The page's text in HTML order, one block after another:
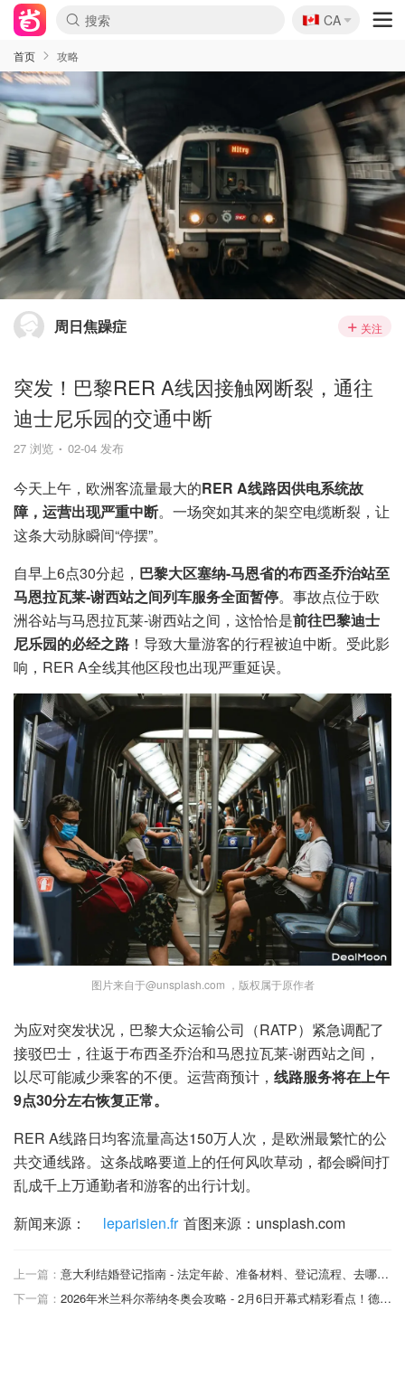
🇨🇦
CA
首页 攻略
周日焦躁症 关注
突发！巴黎RER A线因接触网断裂，通往
迪士尼乐园的交通中断
27 浏览 02-04 发布
今天上午，欧洲客流量最大的RER A线路因供电系统故
障，运营出现严重中断。一场突如其来的架空电缆断裂，让
这条大动脉瞬间“停摆”。
自早上6点30分起， 巴黎大区塞纳-马恩省的布西圣乔治站至
马恩拉瓦莱-谢西站之间列车服务全面暂停。事故点位于欧
洲谷站与马恩拉瓦莱-谢西站之间，这恰恰是前往巴黎迪士
尼乐园的必经之路 ！导致大量游客的行程被迫中断。受此影
响，RER A全线其他区段也出现严重延误。
图片来自于@unsplash.com ，版权属于原作者
为应对突发状况，巴黎大众运输公司（RATP）紧急调配了
接驳巴士，往返于布西圣乔治和马恩拉瓦莱-谢西站之间，
以尽可能减少乘客的不便。运营商预计， 线路服务将在上午
9点30分左右恢复正常。
RER A线路日均客流量高达150万人次，是欧洲最繁忙的公
共交通线路。这条战略要道上的任何风吹草动，都会瞬间打
乱成千上万通勤者和游客的出行计划。
新闻来源：
leparisien.fr 首图来源：unsplash.com
上一篇：
意大利结婚登记指南 - 法定年龄、准备材料、登记流程、去哪里办理，结婚手续全解！
下一篇：
2026年米兰科尔蒂纳冬奥会攻略 - 2月6日开幕式精彩看点！德国旗手和全新队服曝光！